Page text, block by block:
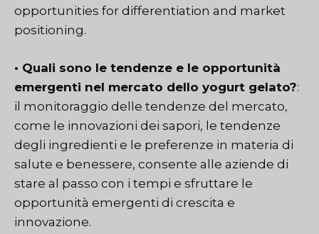
opportunities for differentiation and market
positioning.
• Quali sono le tendenze e le opportunità
emergenti nel mercato dello yogurt gelato?:
il monitoraggio delle tendenze del mercato,
come le innovazioni dei sapori, le tendenze
degli ingredienti e le preferenze in materia di
salute e benessere, consente alle aziende di
stare al passo con i tempi e sfruttare le
opportunità emergenti di crescita e
innovazione.